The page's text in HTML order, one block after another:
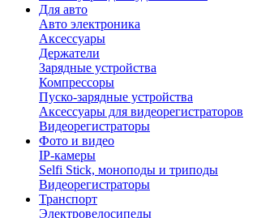
Для авто
Авто электроника
Аксессуары
Держатели
Зарядные устройства
Компрессоры
Пуско-зарядные устройства
Аксессуары для видеорегистраторов
Видеорегистраторы
Фото и видео
IP-камеры
Selfi Stick, моноподы и триподы
Видеорегистраторы
Транспорт
Электровелосипеды